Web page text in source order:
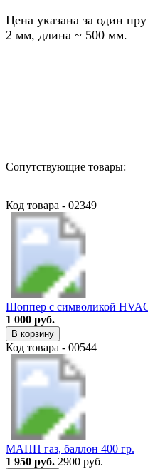
Цена указана за один
2 мм, длина ~ 500 мм.
Сопутствующие товары:
Код товара - 02349
Шоппер с символикой
1 000 руб.
В корзину
Код товара - 00544
МАПП газ, баллон 400 гр.
1 950 руб. 2900 руб.